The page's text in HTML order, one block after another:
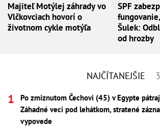
Majiteľ Motýlej záhrady vo
Vlčkovciach hovorí o
životnom cykle motýľa
SPF
Šulek:
od hrozby
NAJČÍTANEJŠIE
Po zmiznutom Čechovi (45) v Egypte
Záhadné veci pod lehátkom, stratené
vypovede